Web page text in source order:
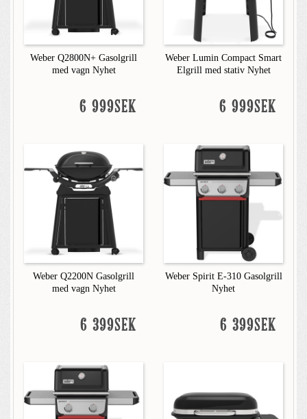
Weber Q2800N+ Gasolgrill
med vagn Nyhet
6 999SEK
Weber Lumin Compact Smart
Elgrill med stativ Nyhet
6 999SEK
Weber Q2200N Gasolgrill
med vagn Nyhet
6 399SEK
Weber Spirit E-310 Gasolgrill
Nyhet
6 399SEK